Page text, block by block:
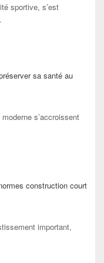
sportive, s’est
sa santé au
s’accroissent
construction court
important,